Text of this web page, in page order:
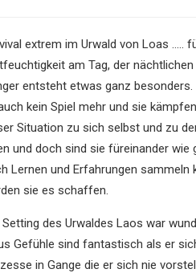
extrem im Urwald von Loas …..
am Tag, der
entsteht etwas ganz
kein Spiel mehr und sie
Situation zu sich selbst und zu
und doch sind sie füreinander wie
Lernen und Erfahrungen
sie es schaffen.
Setting des Urwaldes Laos war
Gefühle sind fantastisch als er
in Gange die er sich nie